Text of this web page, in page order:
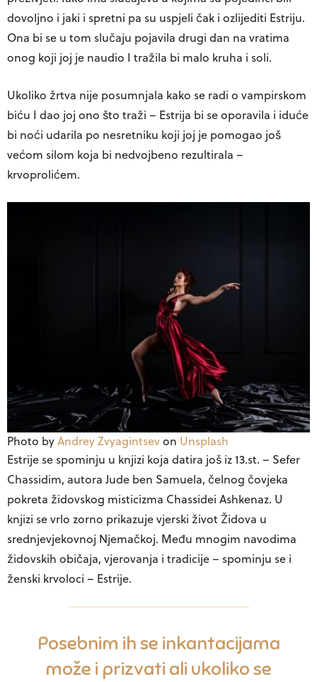
dovoljno i jaki i spretni pa su uspjeli čak i ozlijediti Estriju.
Ona bi se u tom slučaju pojavila drugi dan na vratima
onog koji joj je naudio I tražila bi malo kruha i soli.
Ukoliko žrtva nije posumnjala kako se radi o vampirskom
biću I dao joj ono što traži – Estrija bi se oporavila i iduće
bi noći udarila po nesretniku koji joj je pomogao još
većom silom koja bi nedvojbeno rezultirala –
krvoprolićem.
Photo byAndrey Zvyagintsevon Unsplash
Estrije se spominju u knjizi koja datira još iz 13.st. – Sefer
Chassidim, autora Jude ben Samuela, čelnog čovjeka
pokreta židovskog misticizma Chassidei Ashkenaz. U
knjizi se vrlo zorno prikazuje vjerski život Židova u
srednjevjekovnoj Njemačkoj. Među mnogim navodima
židovskih običaja, vjerovanja i tradicije – spominju se i
ženski krvoloci – Estrije.
Posebnim ih se inkantacijama
može i prizvati ali ukoliko se